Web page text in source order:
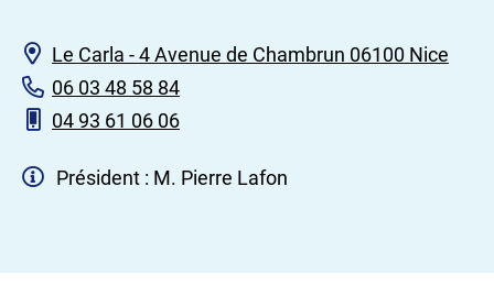
Le Carla - 4 Avenue de Chambrun 06100 Nice
06 03 48 58 84
04 93 61 06 06
Président : M. Pierre Lafon